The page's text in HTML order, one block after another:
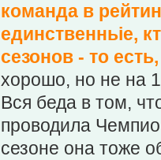
команда в
единственньіе,
сезонов - то
хорошо, но не на
Вся беда в том,
проводила
сезоне она тоже